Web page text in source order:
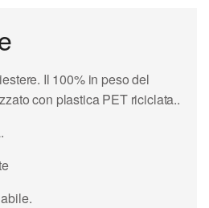
Il 100% in peso del
con plastica PET riciclata..